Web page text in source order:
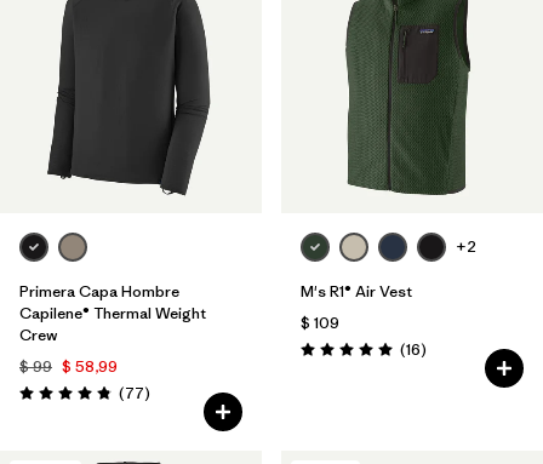
Primera Capa Hombre
Capilene® Thermal Weight
Crew
$ 99 $ 58,99
Valoración: 4.8 / 5
(77Comentarios
)
+2
M's R1® Air Vest
$ 109
Valoración: 5.0 / 5
(16Comentarios
)